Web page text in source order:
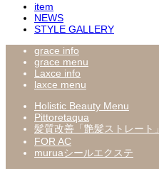
item
NEWS
STYLE GALLERY
grace info
grace menu
Laxce info
laxce menu
Holistic Beauty Menu
Pittoretaqua
髪質改善「艶髪ストレート」
FOR AC
muruaシールエクステ